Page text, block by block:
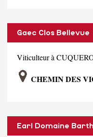
Gaec Clos Bellevue
Viticulteur à
CHEMIN DES
Earl Domaine